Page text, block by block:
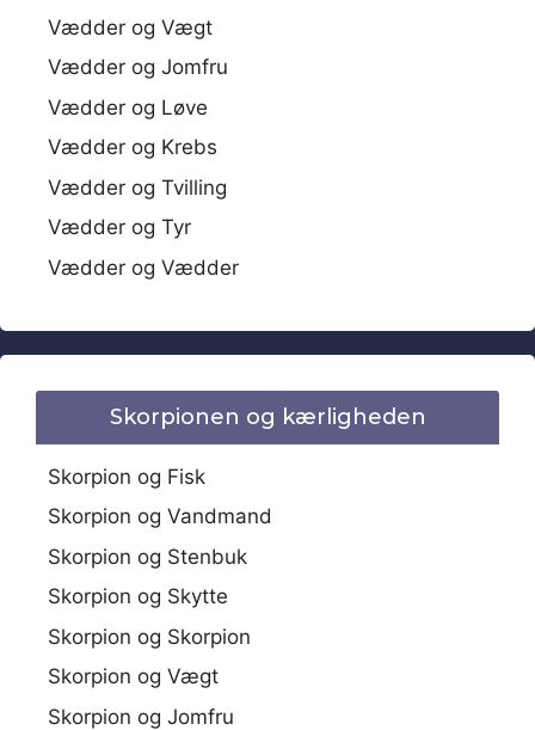
Vædder og Vægt
Vædder og Jomfru
Vædder og Løve
Vædder og Krebs
Vædder og Tvilling
Vædder og Tyr
Vædder og Vædder
Skorpionen og kærligheden
Skorpion og Fisk
Skorpion og Vandmand
Skorpion og Stenbuk
Skorpion og Skytte
Skorpion og Skorpion
Skorpion og Vægt
Skorpion og Jomfru